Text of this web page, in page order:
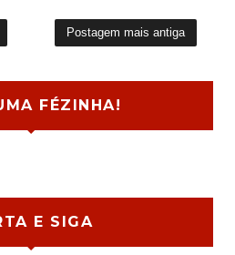
Postagem mais antiga
FÉZINHA!
E SIGA